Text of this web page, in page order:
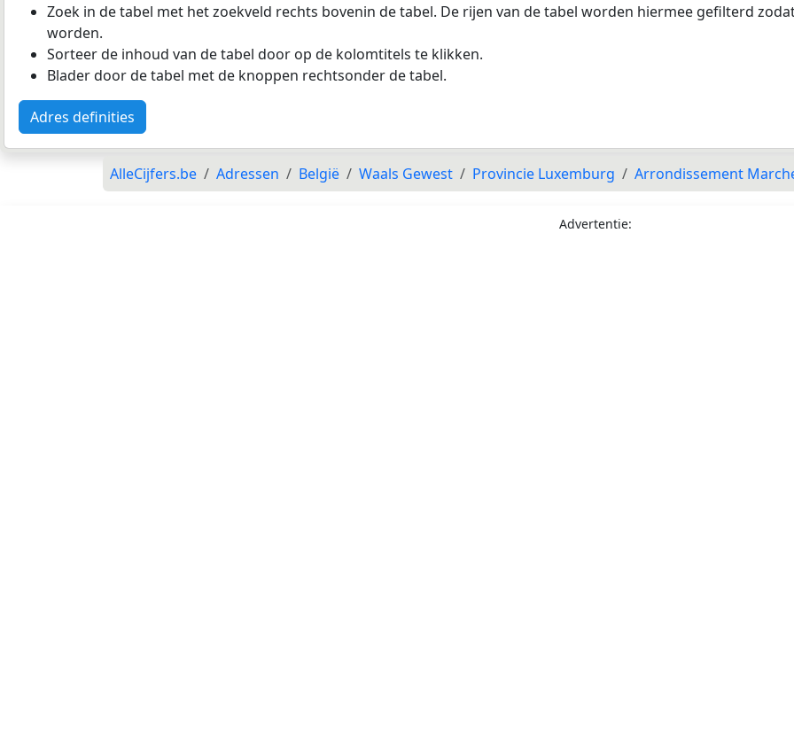
Zoek in de tabel met het zoekveld rechts bovenin de tabel. De rijen van de tabel worden hiermee gefilterd
worden.
Sorteer de inhoud van de tabel door op de kolomtitels te klikken.
Blader door de tabel met de knoppen rechtsonder de tabel.
Adres definities
AlleCijfers.be Adressen België Waals Gewest Provincie Luxemburg Arrondissement
Advertentie: